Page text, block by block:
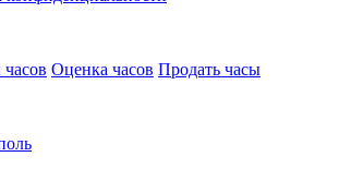
Оценка часов Продать часы